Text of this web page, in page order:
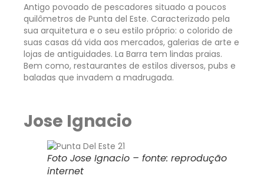
Antigo povoado de pescadores situado a poucos
quilômetros de Punta del Este. Caracterizado pela
sua arquitetura e o seu estilo próprio: o colorido de
suas casas dá vida aos mercados, galerias de arte e
lojas de antiguidades. La Barra tem lindas praias.
Bem como, restaurantes de estilos diversos, pubs e
baladas que invadem a madrugada.
Jose Ignacio
Foto Jose Ignacio – fonte: reprodução
internet